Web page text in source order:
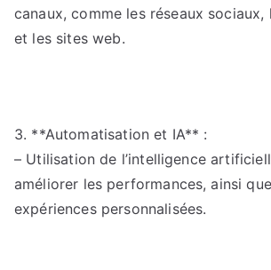
canaux, comme les réseaux
et les sites web.
3. **Automatisation et IA** :
– Utilisation de l’intelligence
améliorer les performances, ainsi
expériences personnalisées.